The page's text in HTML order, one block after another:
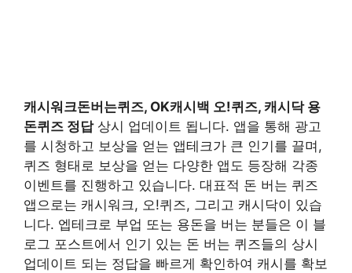
캐시워크돈버는퀴즈, OK캐시백 오!퀴즈, 캐시닥 용
돈퀴즈 정답상시 업데이트 됩니다. 앱을 통해 광고
를 시청하고 보상을 얻는 앱테크가 큰 인기를 끌며,
퀴즈 형태로 보상을 얻는 다양한 앱도 등장해 각종
이벤트를 진행하고 있습니다. 대표적 돈 버는 퀴즈
앱으로는 캐시워크, 오!퀴즈, 그리고 캐시닥이 있습
니다. 엡테크로 부업 또는 용돈을 버는 분들은 이 블
로그 포스트에서 인기 있는 돈 버는 퀴즈들의 상시
업데이트 되는 정답을 빠르게 확인하여 캐시를 확보